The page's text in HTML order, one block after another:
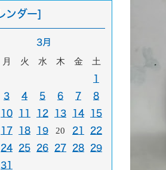
ンダー]
3月
月 火 水 木 金 土
1
3 4 5 6 7 8
10 11 12 13 14 15
17 18 19 20 21 22
24 25 26 27 28 29
31